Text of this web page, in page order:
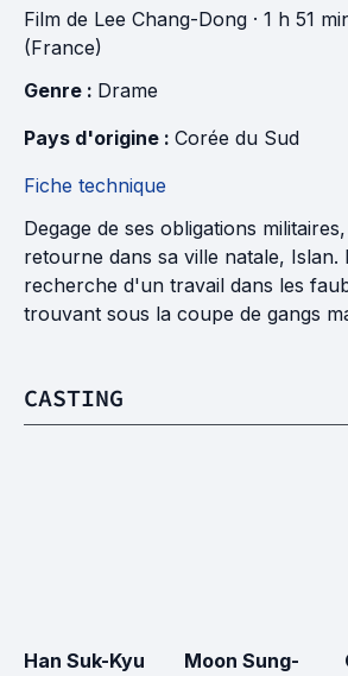
Film de Lee Chang-Dong · 1 h 51
(France)
Genre : Drame
Pays d'origine : Corée du Sud
Fiche technique
Degage de ses obligations
retourne dans sa ville natale, Islan.
recherche d'un travail dans les
trouvant sous la coupe de gangs
CASTING
Han Suk-Kyu
Moon Sung-